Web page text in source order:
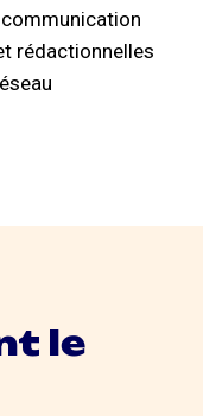
communication
rédactionnelles
le